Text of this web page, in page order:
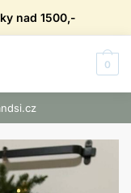
nad 1500,-
0